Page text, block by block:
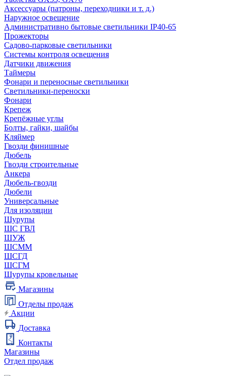
Аксессуары (патроны, переходники и т. д.)
Наружное освещение
Административно бытовые светильники IP40-65
Прожекторы
Садово-парковые светильники
Системы контроля освещения
Датчики движения
Таймеры
Фонари и переносные светильники
Светильники-переноски
Фонари
Крепеж
Крепёжные углы
Болты, гайки, шайбы
Кляймер
Гвозди финишные
Дюбель
Гвозди строительные
Анкера
Дюбель-гвозди
Дюбели
Универсальные
Для изоляции
Шурупы
ШС ГВЛ
ШУЖ
ШСММ
ШСГД
ШСГМ
Шурупы кровельные
Магазины
Отделы продаж
Акции
Доставка
Контакты
Магазины
Отдел продаж